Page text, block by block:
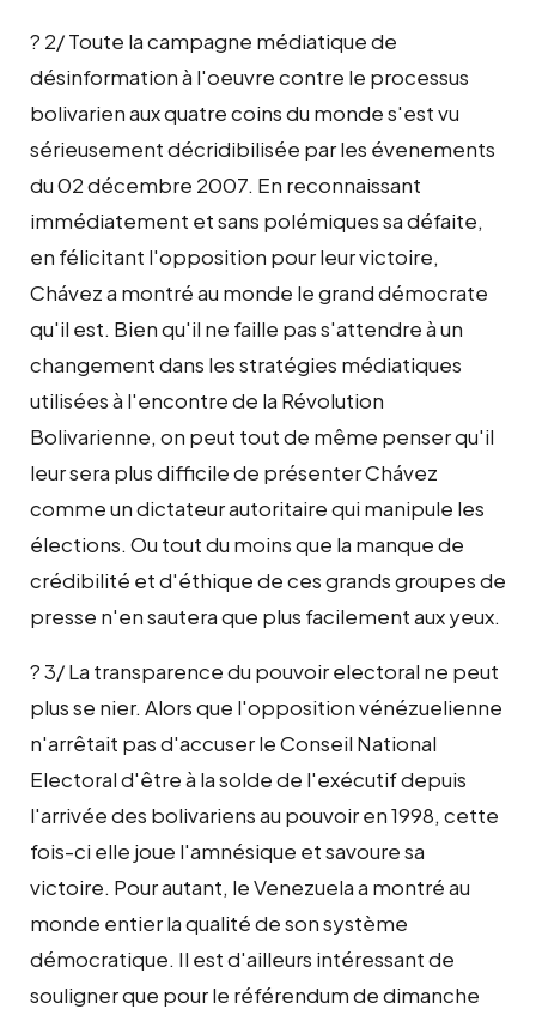
? 2/ Toute la campagne médiatique de
désinformation à l'oeuvre contre le processus
bolivarien aux quatre coins du monde s'est vu
sérieusement décridibilisée par les évenements
du 02 décembre 2007. En reconnaissant
immédiatement et sans polémiques sa défaite,
en félicitant l'opposition pour leur victoire,
Chávez a montré au monde le grand démocrate
qu'il est. Bien qu'il ne faille pas s'attendre à un
changement dans les stratégies médiatiques
utilisées à l'encontre de la Révolution
Bolivarienne, on peut tout de même penser qu'il
leur sera plus difficile de présenter Chávez
comme un dictateur autoritaire qui manipule les
élections. Ou tout du moins que la manque de
crédibilité et d'éthique de ces grands groupes de
presse n'en sautera que plus facilement aux yeux.
? 3/ La transparence du pouvoir electoral ne peut
plus se nier. Alors que l'opposition vénézuelienne
n'arrêtait pas d'accuser le Conseil National
Electoral d'être à la solde de l'exécutif depuis
l'arrivée des bolivariens au pouvoir en 1998, cette
fois-ci elle joue l'amnésique et savoure sa
victoire. Pour autant, le Venezuela a montré au
monde entier la qualité de son système
démocratique. Il est d'ailleurs intéressant de
souligner que pour le référendum de dimanche